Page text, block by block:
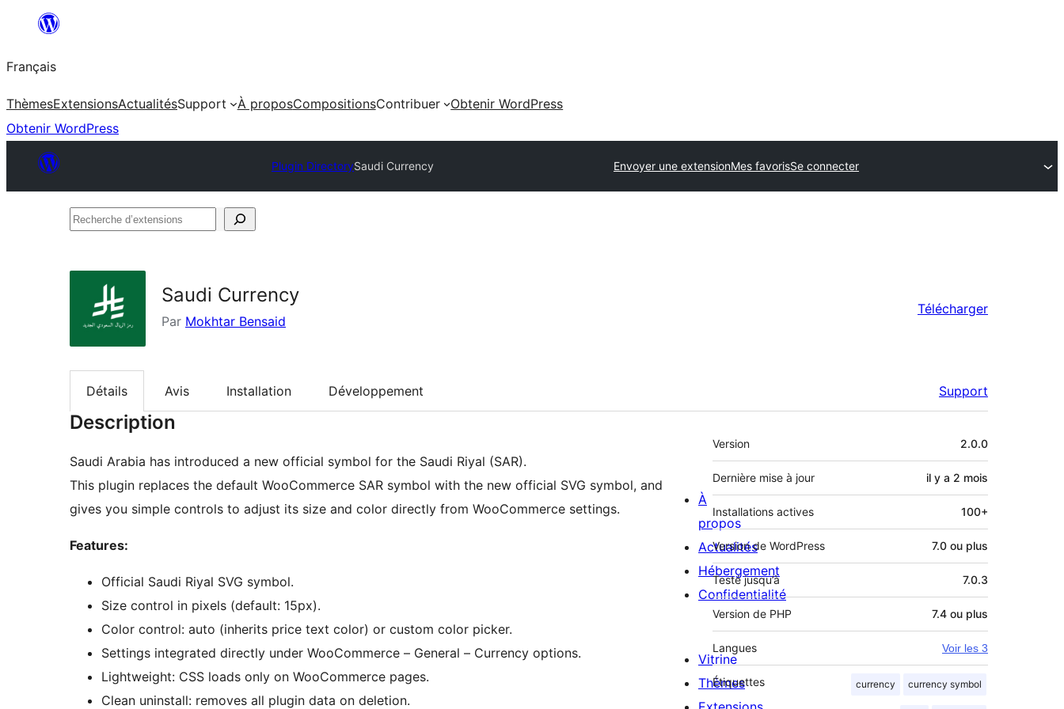
contenu
Français
ThèmesExtensionsActualitésSupport À proposCompositionsContribuer
Obtenir WordPress
Obtenir WordPress
Plugin DirectorySaudi Currency Envoyer une extensionMes favorisSe connecter
Recherche
Saudi Currency
Par Mokhtar Bensaid
Télécharger
Détails Avis Installation Développement Support
Description
Saudi Arabia has introduced a new official symbol for the Saudi Riyal (SAR).
This plugin replaces the default WooCommerce SAR symbol with the new official SVG symbol, and
gives you simple controls to adjust its size and color directly from WooCommerce settings.
Features:
Official Saudi Riyal SVG symbol.
Size control in pixels (default: 15px).
Color control: auto (inherits price text color) or custom color picker.
Settings integrated directly under WooCommerce – General – Currency options.
Lightweight: CSS loads only on WooCommerce pages.
Clean uninstall: removes all plugin data on deletion.
Méta
Version 2.0.0
Dernière mise à jour il y a 2 mois
Installations actives 100+
Version de WordPress 7.0 ou plus
Testé jusqu’à 7.0.3
Version de PHP 7.4 ou plus
Langues Voir les 3
Étiquettes currency currency symbol
À
propos
Actualités
Hébergement
Confidentialité
Vitrine
Thèmes